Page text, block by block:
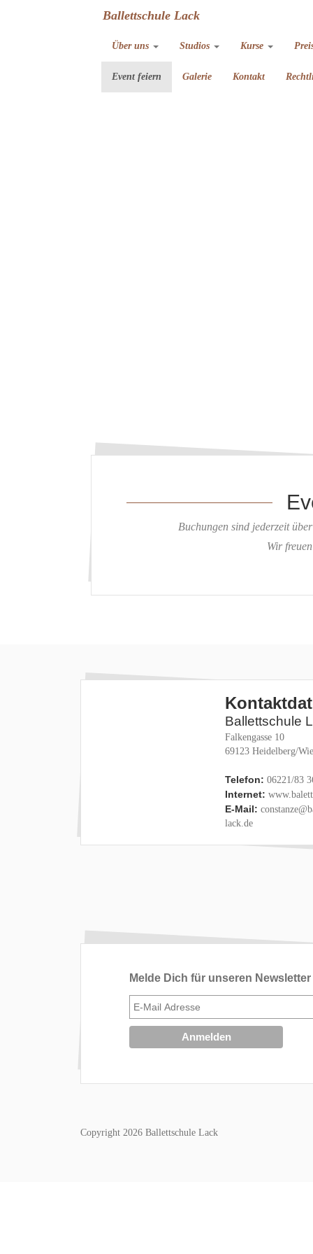
Ballettschule Lack
Über uns Studios Kurse
Event feiern Galerie Kontakt
Buchungen sind jederzeit
Wir
Ballettschule
Falkengasse 10
69123 Heidelberg/
Telefon: 06221/83
Internet:
E-Mail:
lack.de
Melde Dich für unseren
Copyright 2026 Ballettschule Lack